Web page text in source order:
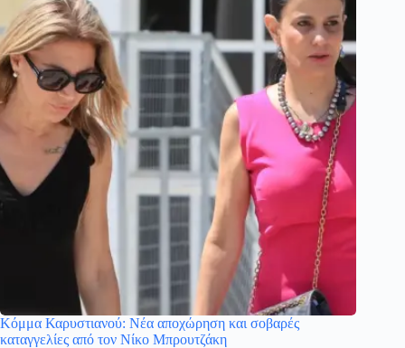
Κόμμα Καρυστιανού: Νέα αποχώρηση και σοβαρές
καταγγελίες από τον Νίκο Μπρουτζάκη